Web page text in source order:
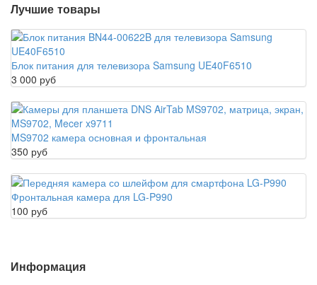
Лучшие товары
Блок питания для телевизора Samsung UE40F6510
3 000 руб
MS9702 камера основная и фронтальная
350 руб
Фронтальная камера для LG-P990
100 руб
Информация